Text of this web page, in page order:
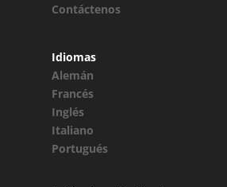
Contáctenos
Idiomas
Alemán
Francés
Inglés
Italiano
Portugués